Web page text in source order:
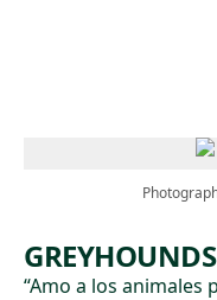
GREYHOUNDS
“Amo a los animales